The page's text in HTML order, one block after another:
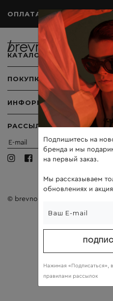
ОПЛАТА ПОСЛЕ ПРИМЕРКИ
Подпишитесь на
бренда и мы
на первый заказ.
Мы рассказываем
обновлениях и
Нажимая «Подписаться»,
правилами рассылок
КАТАЛОГ
ПОКУПКА
ИНФОРМАЦИЯ
РАССЫЛКА
© brevno 2026